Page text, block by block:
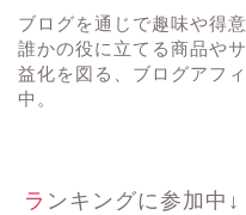
ブログを通じで趣味や得
誰かの役に立てる商品や
益化を図る、ブログアフ
中。
ランキングに参加中↓